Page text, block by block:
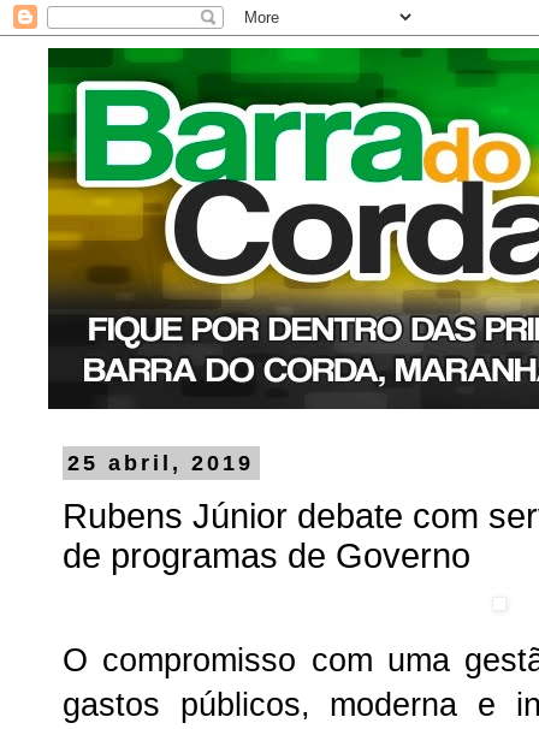
25 abril, 2019
Rubens Júnior debate com
de programas de Governo
O compromisso com uma
gastos públicos, moderna e